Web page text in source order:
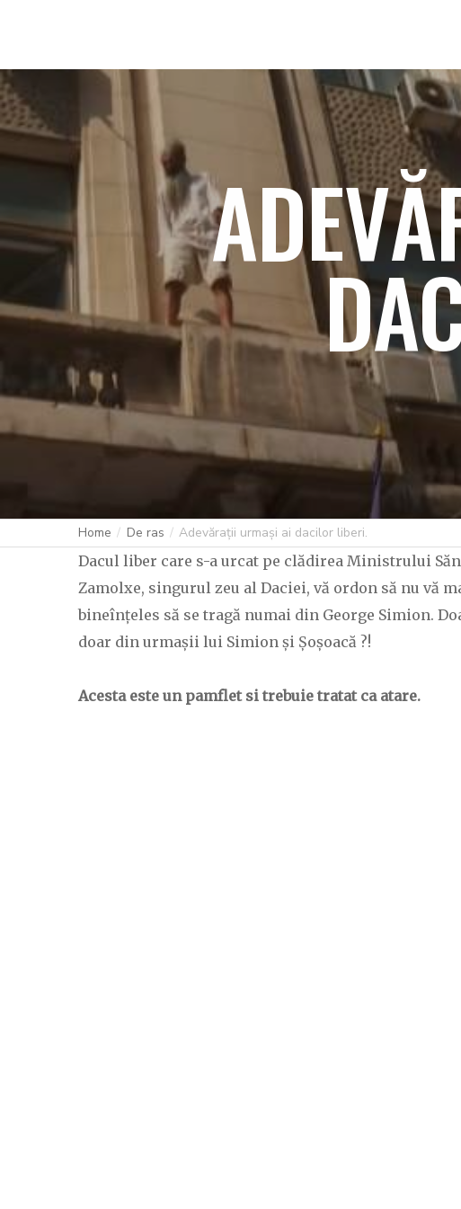
Home De ras Adevărații urmași ai dacilor liberi.
Dacul liber care s-a urcat pe clădirea Ministrului
Zamolxe, singurul zeu al Daciei, vă ordon să nu vă
bineînțeles să se tragă numai din George Simion.
doar din urmașii lui Simion și Șoșoacă ?!
Acesta este un pamflet si trebuie tratat ca atare.